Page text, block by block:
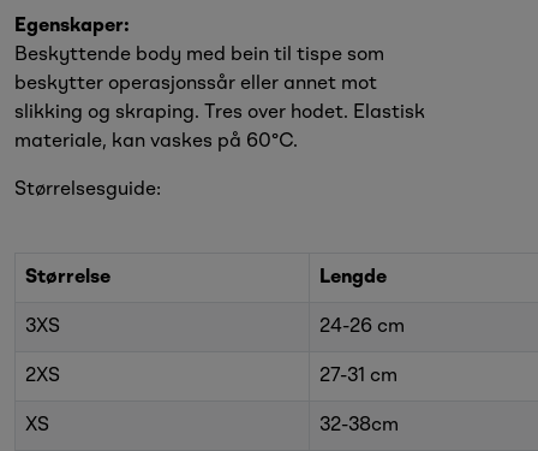
Egenskaper:
Beskyttende body med bein til tispe som
beskytter operasjonssår eller annet mot
slikking og skraping. Tres over hodet. Elastisk
materiale, kan vaskes på 60°C.
Størrelsesguide:
Størrelse Lengde
3XS 24-26 cm
2XS 27-31 cm
XS 32-38cm